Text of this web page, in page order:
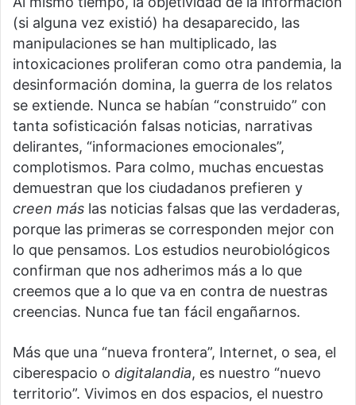
(si alguna vez existió) ha desaparecido, las
manipulaciones se han multiplicado, las
intoxicaciones proliferan como otra pandemia, la
desinformación domina, la guerra de los relatos
se extiende. Nunca se habían “construido” con
tanta sofisticación falsas noticias, narrativas
delirantes, “informaciones emocionales”,
complotismos. Para colmo, muchas encuestas
demuestran que los ciudadanos prefieren y
creen más las noticias falsas que las verdaderas,
porque las primeras se corresponden mejor con
lo que pensamos. Los estudios neurobiológicos
confirman que nos adherimos más a lo que
creemos que a lo que va en contra de nuestras
creencias. Nunca fue tan fácil engañarnos.
Más que una “nueva frontera”, Internet, o sea, el
ciberespacio o digitalandia, es nuestro “nuevo
territorio”. Vivimos en dos espacios, el nuestro